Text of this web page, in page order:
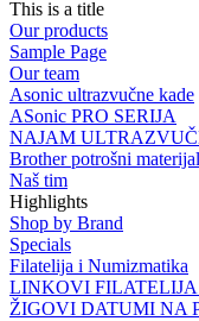
This is a title
Our products
Sample Page
Our team
Asonic ultrazvučne kade
ASonic PRO SERIJA
NAJAM
Brother potrošni
Naš tim
Highlights
Shop by Brand
Specials
Filatelija i Numizmatika
LINKOVI
ŽIGOVI DATUMI NA